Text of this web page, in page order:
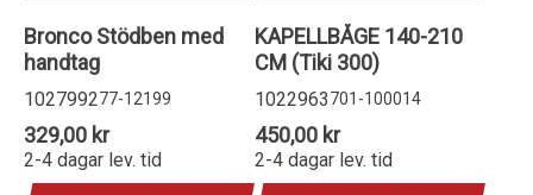
Bronco Stödben med
handtag
102799277-12199
329,00 kr
2-4 dagar lev. tid
KAPELLBÅGE 140-210
CM (Tiki 300)
1022963701-100014
450,00 kr
2-4 dagar lev. tid